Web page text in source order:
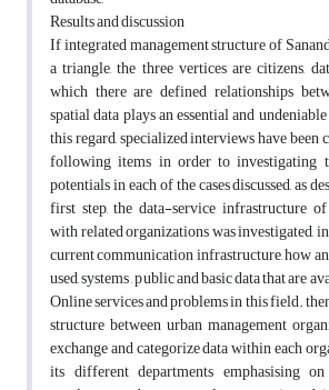
Results and discussion
If integrated management structure of
a triangle, the three vertices are citizens,
which there are defined relationships
spatial data plays an essential and
this regard, specialized interviews have been
following items in order to investigating
potentials in each of the cases discussed, as
first step, the data-service infrastructure
with related organizations was investigated,
current communication infrastructure, how
used, systems , public and basic data that are
Online services and problems in this field.
structure between urban management
exchange and categorize data within each
its different departments emphasising